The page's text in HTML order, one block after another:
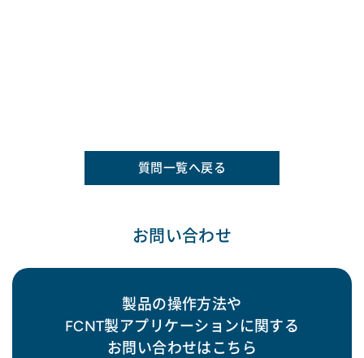
質問一覧へ戻る
お問い合わせ
製品の操作方法や
FCNT製アプリケーションに関する
お問い合わせはこちら